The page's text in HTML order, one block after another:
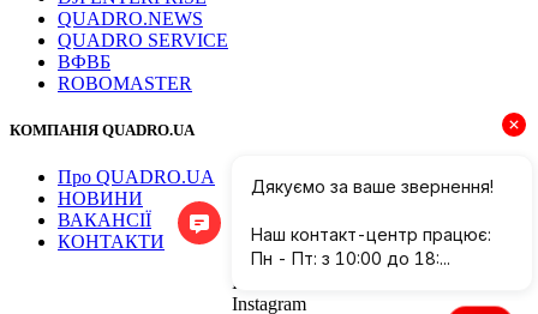
QUADRO.NEWS
QUADRO SERVICE
ВФВБ
ROBOMASTER
КОМПАНІЯ QUADRO.UA
Про QUADRO.UA
НОВИНИ
ВАКАНСІЇ
КОНТАКТИ
Facebook
Instagram